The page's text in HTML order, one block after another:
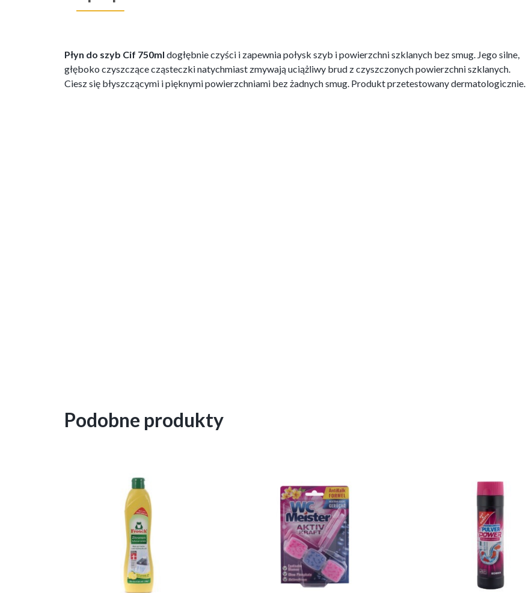
Płyn do szyb Cif 750ml dogłębnie czyści i zapewnia połysk szyb i powierzchni szklanych bez smug. Jego silne,
głęboko czyszczące cząsteczki natychmiast zmywają uciążliwy brud z czyszczonych powierzchni szklanych.
Ciesz się błyszczącymi i pięknymi powierzchniami bez żadnych smug. Produkt przetestowany dermatologicznie.
Podobne produkty